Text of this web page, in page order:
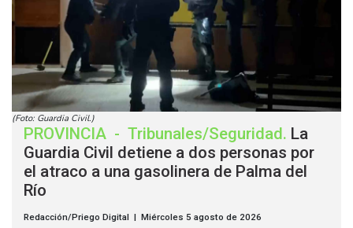
(Foto: Guardia Civil.)
PROVINCIA - Tribunales/Seguridad. La
Guardia Civil detiene a dos personas por
el atraco a una gasolinera de Palma del
Río
Redacción/Priego Digital | Miércoles 5 agosto de 2026